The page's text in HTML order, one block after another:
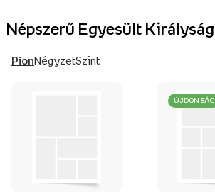
Népszerű Egyesült Királyság
PionNégyzetSzint
ÚJDONSÁG